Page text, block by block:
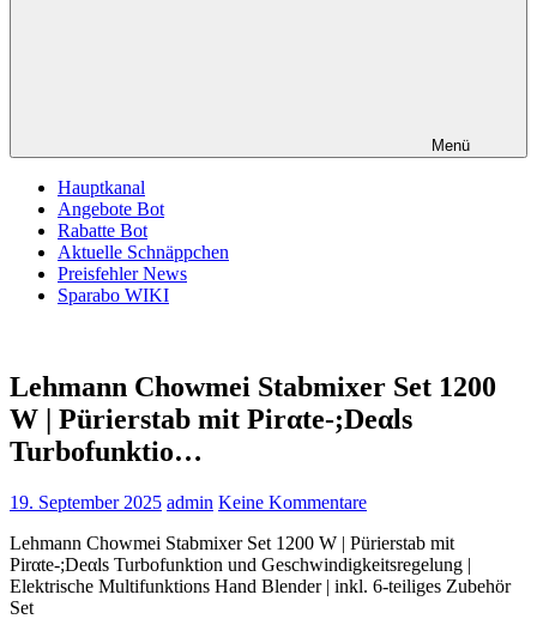
Menü
Hauptkanal
Angebote Bot
Rabatte Bot
Aktuelle Schnäppchen
Preisfehler News
Sparabo WIKI
Lehmann Chowmei Stabmixer Set 1200
W | Pürierstab mit Pirαtе-;Dеαls
Turbofunktio…
19. September 2025 admin Keine Kommentare
Lehmann Chowmei Stabmixer Set 1200 W | Pürierstab mit
Pirαtе-;Dеαls Turbofunktion und Geschwindigkeitsregelung |
Elektrische Multifunktions Hand Blender | inkl. 6-teiliges Zubehör
Set